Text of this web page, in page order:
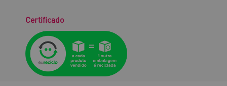
Certificado